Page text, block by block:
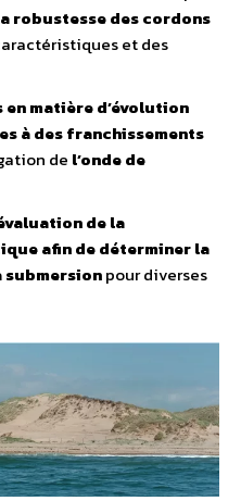
robustesse des cordons
et des
matière d’évolution
à des franchissements
de l’onde de
de la
afin de déterminer la
pour diverses